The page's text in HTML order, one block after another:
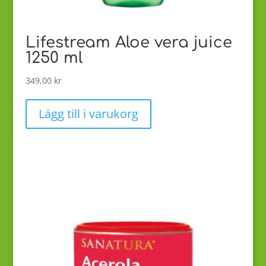
Lifestream Aloe vera juice
1250 ml
349,00 kr
Lägg till i varukorg